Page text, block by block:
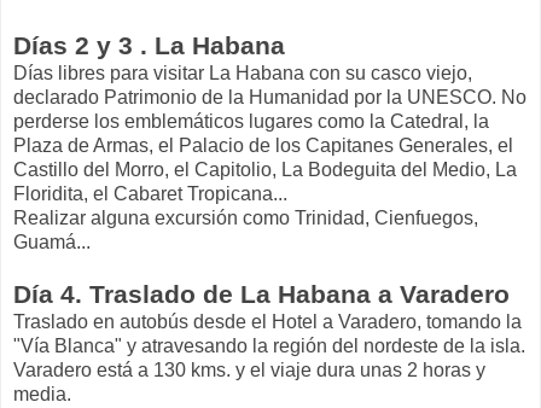
Días 2 y 3 . La Habana
Días libres para visitar La Habana con su casco viejo,
declarado Patrimonio de la Humanidad por la UNESCO. No
perderse los emblemáticos lugares como la Catedral, la
Plaza de Armas, el Palacio de los Capitanes Generales, el
Castillo del Morro, el Capitolio, La Bodeguita del Medio, La
Floridita, el Cabaret Tropicana...
Realizar alguna excursión como Trinidad, Cienfuegos,
Guamá...
Día 4. Traslado de La Habana a Varadero
Traslado en autobús desde el Hotel a Varadero, tomando la
"Vía Blanca" y atravesando la región del nordeste de la isla.
Varadero está a 130 kms. y el viaje dura unas 2 horas y
media.